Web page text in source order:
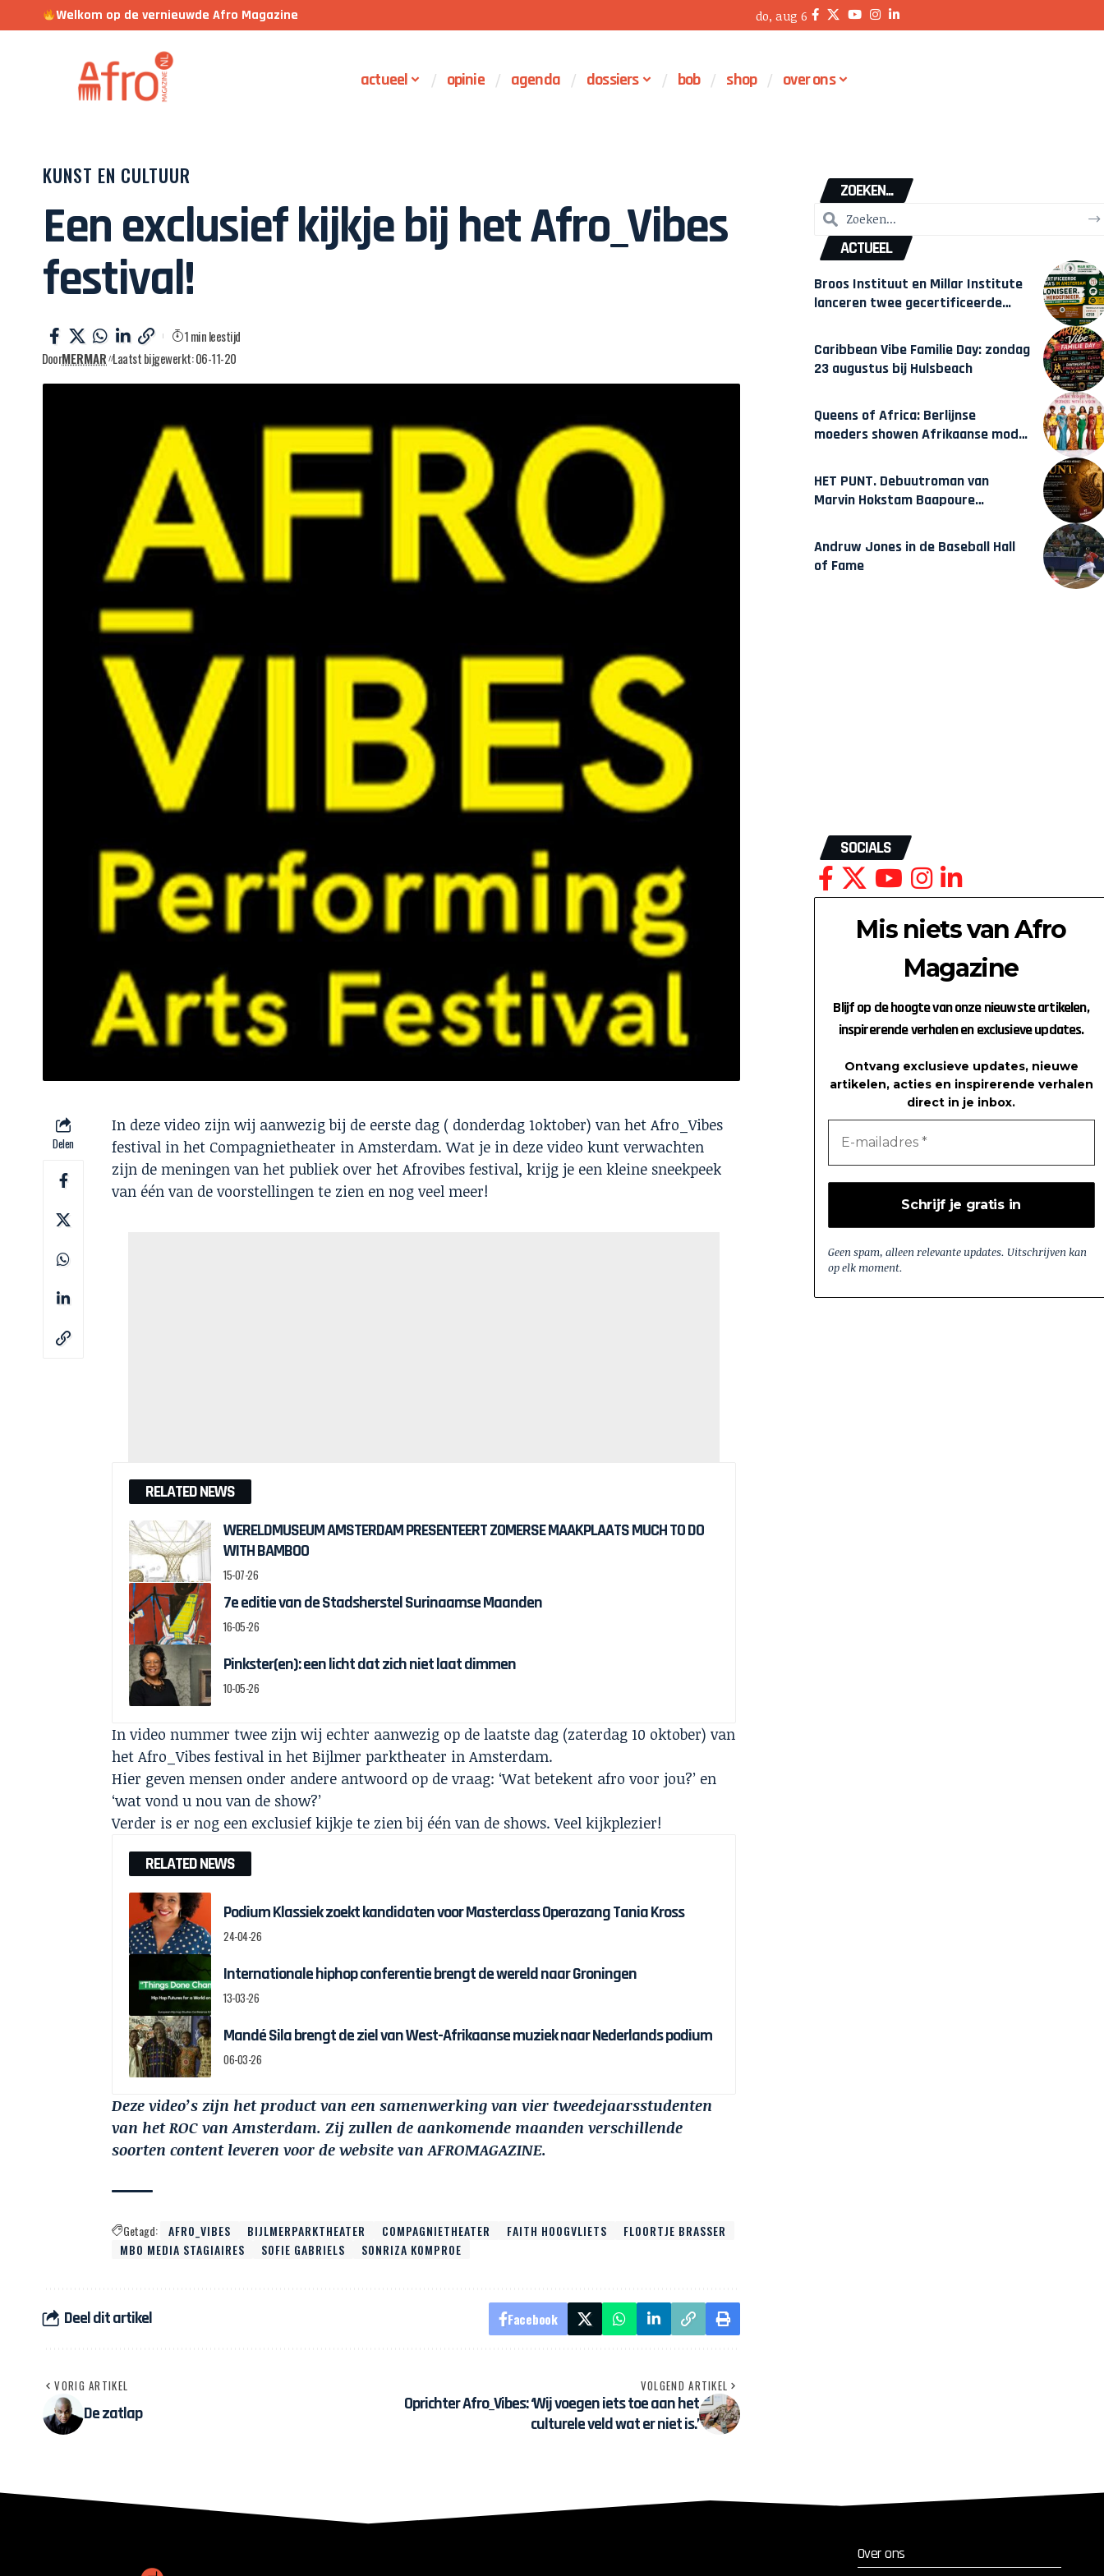
Welkom op de vernieuwde Afro Magazine do, aug 6
actueel opinie agenda dossiers bob shop over ons
KUNST EN CULTUUR
Een exclusief kijkje bij het Afro_Vibes
festival!
DoorMERMAR Laatst bijgewerkt: 06-11-20
1 min leestijd
Delen
In deze video zijn wij aanwezig bij de eerste dag ( donderdag 1oktober) van het Afro_Vibes
festival in het Compagnietheater in Amsterdam. Wat je in deze video kunt verwachten
zijn de meningen van het publiek over het Afrovibes festival, krijg je een kleine sneekpeek
van één van de voorstellingen te zien en nog veel meer!
RELATED NEWS
WERELDMUSEUM AMSTERDAM PRESENTEERT ZOMERSE MAAKPLAATS MUCH TO DO
WITH BAMBOO
15-07-26
7e editie van de Stadsherstel Surinaamse Maanden
16-05-26
Pinkster(en): een licht dat zich niet laat dimmen
10-05-26
In video nummer twee zijn wij echter aanwezig op de laatste dag (zaterdag 10 oktober) van
het Afro_Vibes festival in het Bijlmer parktheater in Amsterdam.
Hier geven mensen onder andere antwoord op de vraag: ‘Wat betekent afro voor jou?’ en
‘wat vond u nou van de show?’
Verder is er nog een exclusief kijkje te zien bij één van de shows. Veel kijkplezier!
RELATED NEWS
Podium Klassiek zoekt kandidaten voor Masterclass Operazang Tania Kross
24-04-26
Internationale hiphop conferentie brengt de wereld naar Groningen
13-03-26
Mandé Sila brengt de ziel van West-Afrikaanse muziek naar Nederlands podium
06-03-26
Deze video’s zijn het product van een samenwerking van vier tweedejaarsstudenten
van het ROC van Amsterdam. Zij zullen de aankomende maanden verschillende
soorten content leveren voor de website van AFROMAGAZINE.
Getagd: AFRO_VIBES BIJLMERPARKTHEATER COMPAGNIETHEATER FAITH HOOGVLIETS
FLOORTJE BRASSER
MBO MEDIA STAGIAIRES
SOFIE GABRIELS SONRIZA KOMPROE
Deel dit artikel Facebook
VORIG ARTIKEL
De zatlap
VOLGEND ARTIKEL
Oprichter Afro_Vibes: ‘Wij voegen iets toe aan het
culturele veld wat er niet is.’
ZOEKEN...
ACTUEEL
Broos Instituut en Millar Institute
lanceren twee gecertificeerde
Amsterdam
Caribbean Vibe Familie Day: zondag
23 augustus bij Hulsbeach
Queens of Africa: Berlijnse
moeders showen Afrikaanse mode
HET PUNT. Debuutroman van
Marvin Hokstam Baapoure
Andruw Jones in de Baseball Hall
of Fame
SOCIALS
Mis niets van Afro
Magazine
Blijf op de hoogte van onze nieuwste artikelen,
inspirerende verhalen en exclusieve updates.
Ontvang exclusieve updates, nieuwe
artikelen, acties en inspirerende verhalen
direct in je inbox.
Geen spam, alleen relevante updates. Uitschrijven kan
op elk moment.
Over ons